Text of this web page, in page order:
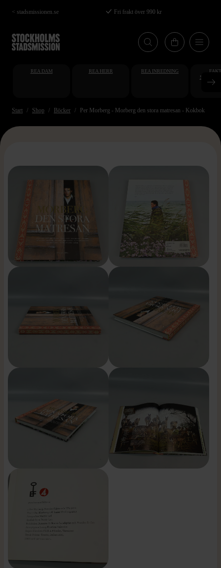
Hoppa
till
huvudinnehåll
< stadsmissionen.se Fri frakt över 990 kr
REA DAM REA HERR REA INREDNING
Start Shop Böcker Per Morberg - Morberg den stora matresan - Kokbok
>